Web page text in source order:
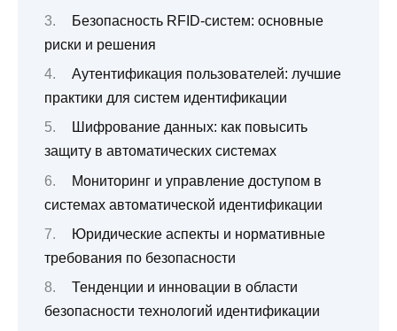
Безопасность RFID-систем: основные
риски и решения
Аутентификация пользователей: лучшие
практики для систем идентификации
Шифрование данных: как повысить
защиту в автоматических системах
Мониторинг и управление доступом в
системах автоматической идентификации
Юридические аспекты и нормативные
требования по безопасности
Тенденции и инновации в области
безопасности технологий идентификации